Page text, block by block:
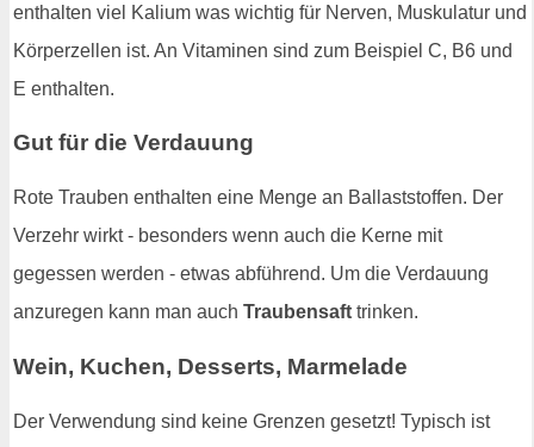
enthalten viel Kalium was wichtig für Nerven, Muskulatur und
Körperzellen ist. An Vitaminen sind zum Beispiel C, B6 und
E enthalten.
Gut für die Verdauung
Rote Trauben enthalten eine Menge an Ballaststoffen. Der
Verzehr wirkt - besonders wenn auch die Kerne mit
gegessen werden - etwas abführend. Um die Verdauung
anzuregen kann man auch Traubensaft trinken.
Wein, Kuchen, Desserts, Marmelade
Der Verwendung sind keine Grenzen gesetzt! Typisch ist